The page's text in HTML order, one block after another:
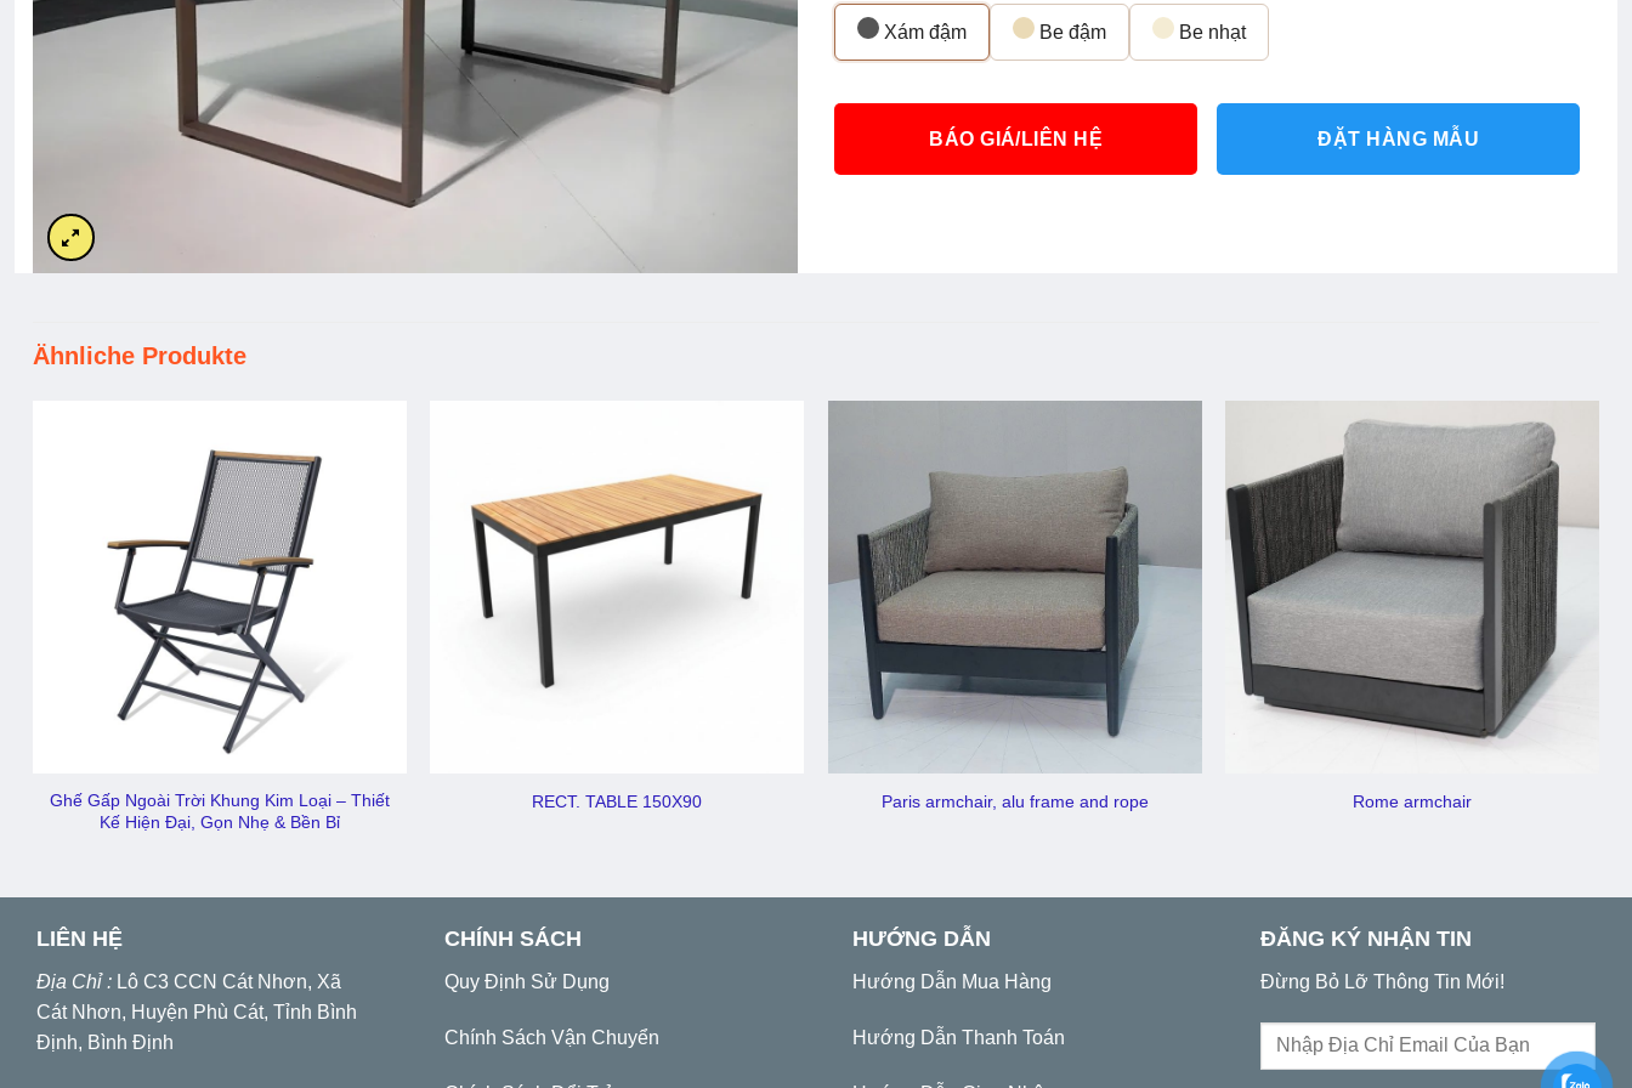
Xám đậm Be đậm Be nhạt
BÁO GIÁ/LIÊN HỆ ĐẶT HÀNG MẪU
Ähnliche Produkte
Ghế Gấp Ngoài Trời Khung Kim Loại – Thiết
Kế Hiện Đại, Gọn Nhẹ & Bền Bỉ
RECT. TABLE 150X90 Paris armchair, alu frame and rope Rome armchair
LIÊN HỆ
Địa Chỉ : Lô C3 CCN Cát Nhơn, Xã
Cát Nhơn, Huyện Phù Cát, Tỉnh Bình
Định, Bình Định
CHÍNH SÁCH
Quy Định Sử Dụng
Chính Sách Vận Chuyển
HƯỚNG DẪN
Hướng Dẫn Mua Hàng
Hướng Dẫn Thanh Toán
ĐĂNG KÝ NHẬN TIN
Đừng Bỏ Lỡ Thông Tin Mới!